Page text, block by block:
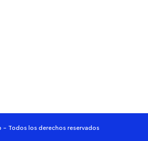
- Todos los derechos reservados